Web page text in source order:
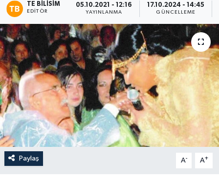
TE BILISIM
EDITÖR
05.10.2021 - 12:16
YAYINLANMA
17.10.2024 - 14:45
GÜNCELLEME
Paylaş A- A+